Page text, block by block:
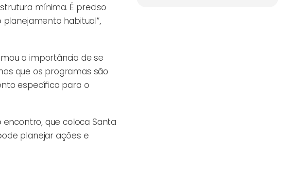
mínima. É preciso
habitual”,
a importância de se
que os programas são
específico para o
que coloca Santa
planejar ações e